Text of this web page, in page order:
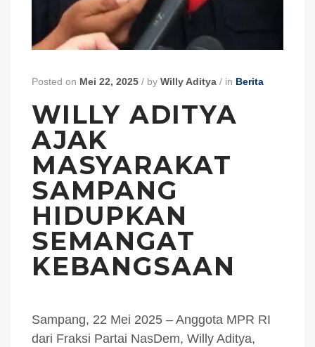
Posted on Mei 22, 2025 / by Willy Aditya / in Berita
WILLY ADITYA
AJAK
MASYARAKAT
SAMPANG
HIDUPKAN
SEMANGAT
KEBANGSAAN
Sampang, 22 Mei 2025 – Anggota MPR RI
dari Fraksi Partai NasDem, Willy Aditya,